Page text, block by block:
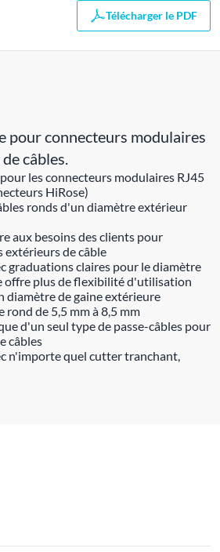
Télécharger le PDF
pour connecteurs modulaires
câbles.
les connecteurs modulaires RJ45
HiRose)
ronds d'un diamètre extérieur
aux besoins des clients pour
de câble
graduations claires pour le diamètre
offre plus de flexibilité d'utilisation
diamètre de gaine extérieure
rond de 5,5 mm à 8,5 mm
d'un seul type de passe-câbles pour
câbles
n'importe quel cutter tranchant,